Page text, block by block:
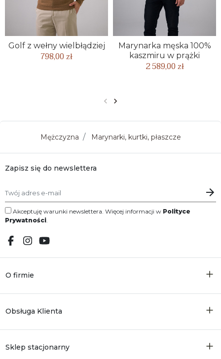
Golf z wełny wielbłądziej
798,00 zł
Marynarka męska 100%
kaszmiru w prążki
2 589,00 zł
Poprzedni
Następny
Mężczyzna Marynarki, kurtki, płaszcze
Zapisz się do newslettera
Akceptuję warunki newslettera. Więcej informacji w Polityce
Prywatności
O firmie
Obsługa Klienta
Sklep stacjonarny